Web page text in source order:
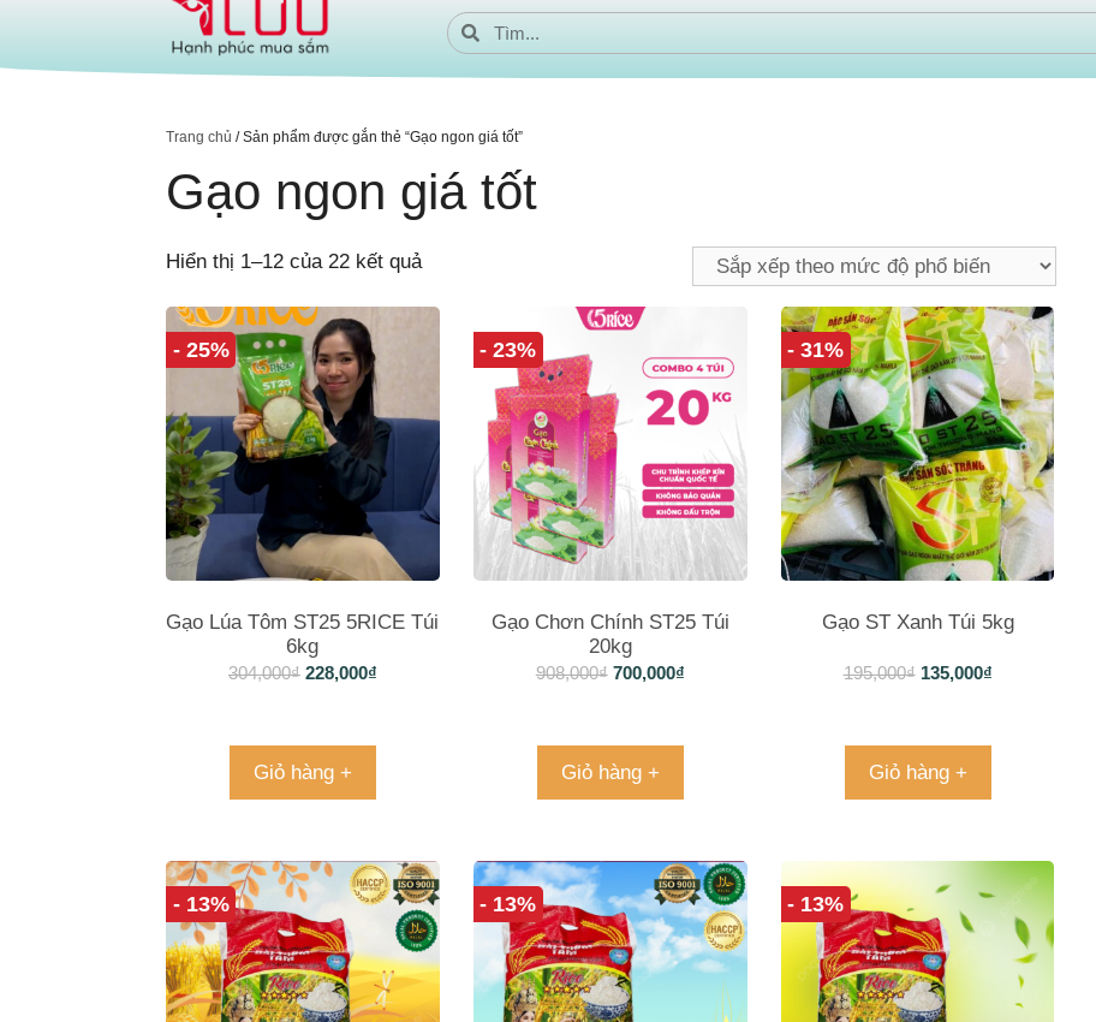
Trang chủ / Sản phẩm được gắn thẻ “Gạo ngon giá tốt”
Gạo ngon giá tốt
Hiển thị 1–12 của 22 kết quả
- 25%
Gạo Lúa Tôm ST25 5RICE Túi
6kg
304,000₫ 228,000₫
Giỏ hàng +
- 23%
Gạo Chơn Chính ST25 Túi
20kg
908,000₫ 700,000₫
Giỏ hàng +
- 31%
Gạo ST Xanh Túi 5kg
195,000₫ 135,000₫
Giỏ hàng +
- 13% - 13% - 13%